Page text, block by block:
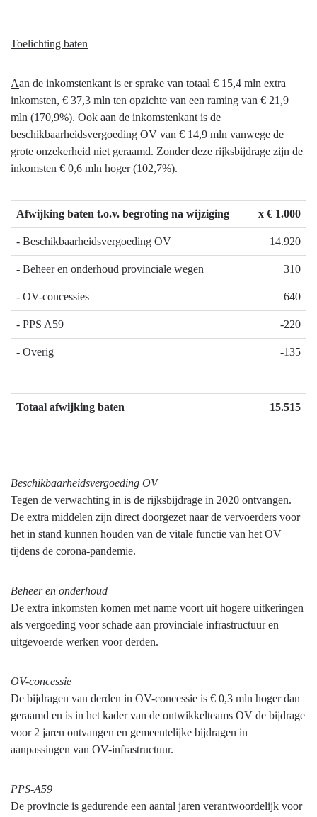
Toelichting baten
Aan de inkomstenkant is er sprake van totaal € 15,4 mln extra
inkomsten, € 37,3 mln ten opzichte van een raming van € 21,9
mln (170,9%). Ook aan de inkomstenkant is de
beschikbaarheidsvergoeding OV van € 14,9 mln vanwege de
grote onzekerheid niet geraamd. Zonder deze rijksbijdrage zijn de
inkomsten € 0,6 mln hoger (102,7%).
Afwijking baten t.o.v. begroting na wijziging x € 1.000
- Beschikbaarheidsvergoeding OV 14.920
- Beheer en onderhoud provinciale wegen 310
- OV-concessies 640
- PPS A59 -220
- Overig -135
Totaal afwijking baten 15.515
Beschikbaarheidsvergoeding OV
Tegen de verwachting in is de rijksbijdrage in 2020 ontvangen.
De extra middelen zijn direct doorgezet naar de vervoerders voor
het in stand kunnen houden van de vitale functie van het OV
tijdens de corona-pandemie.
Beheer en onderhoud
De extra inkomsten komen met name voort uit hogere uitkeringen
als vergoeding voor schade aan provinciale infrastructuur en
uitgevoerde werken voor derden.
OV-concessie
De bijdragen van derden in OV-concessie is € 0,3 mln hoger dan
geraamd en is in het kader van de ontwikkelteams OV de bijdrage
voor 2 jaren ontvangen en gemeentelijke bijdragen in
aanpassingen van OV-infrastructuur.
PPS-A59
De provincie is gedurende een aantal jaren verantwoordelijk voor